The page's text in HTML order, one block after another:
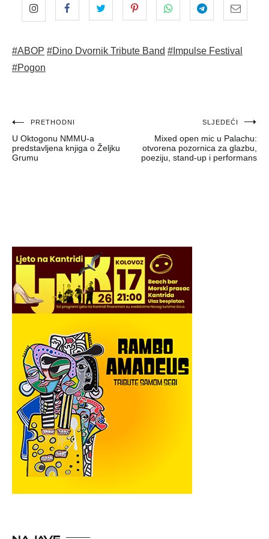
#ABOP #Dino Dvornik Tribute Band #Impulse Festival
#Pogon
Navigacija
objava
PRETHODNI
U Oktogonu NMMU-a
predstavljena knjiga o Željku
Grumu
SLJEDEĆI
Mixed open mic u Palachu:
otvorena pozornica za glazbu,
poeziju, stand-up i performans